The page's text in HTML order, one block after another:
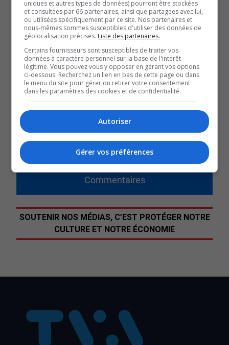
ses nombreux rôles au sein
du cabinet des ministres du
gouvernement Legault.
Il a également réagi à la question du financement du
gouvernement à la Fonderie Horne et sur l’arrêt des
chirurgies vasculaires à l’hôpital d’Amos.
Entretien de Mélissa Aubert.
QUESTION DU JOUR
Commentaires
SOUTENIR NOS MÉDIAS, C’EST PROTÉGER NOTRE
CULTURE ET NOTRE ÉCONOMIE
uniques et autres types de données) pourront être stockées
et consultées par 66 partenaires, ainsi que partagées avec lui,
ou utilisées spécifiquement par ce site. Nos partenaires et
nous-mêmes sommes susceptibles d'utiliser des données de
géolocalisation précises. Liste des partenaires.
Certains fournisseurs sont susceptibles de traiter vos
données à caractère personnel sur la base de l'intérêt
légitime. Vous pouvez vous y opposer en gérant vos options
ci-dessous. Recherchez un lien en bas de cette page ou dans
le menu du site pour gérer ou retirer votre consentement
dans les paramètres des cookies et de confidentialité.
Autoriser
Gérer vos préférences